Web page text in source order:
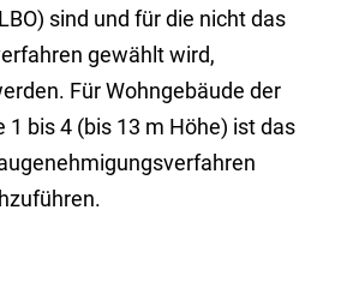
sind und für die nicht das
gewählt wird,
Für Wohngebäude der
1 bis 4 (bis 13 m Höhe) ist das